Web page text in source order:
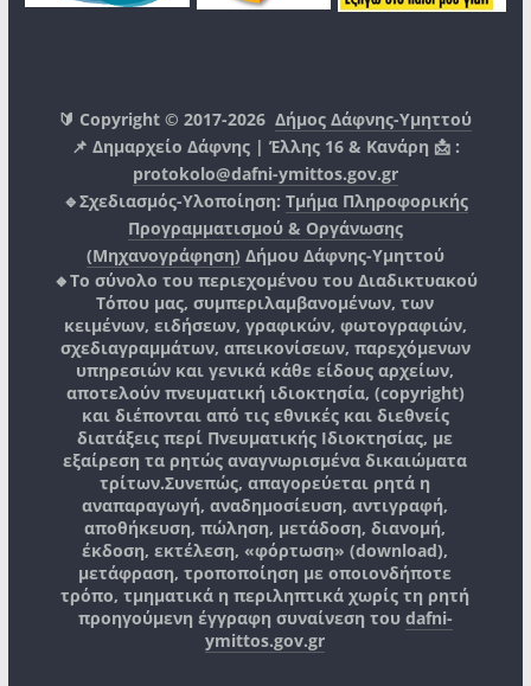
🔰 Copyright © 2017-2026Δήμος Δάφνης-Υμηττού
📌 Δημαρχείο Δάφνης | Έλλης 16 & Κανάρη 📩 :
protokolo@dafni-ymittos.gov.gr
🔹Σχεδιασμός-Υλοποίηση: Τμήμα Πληροφορικής
Προγραμματισμού & Οργάνωσης
(Μηχανογράφηση) Δήμου Δάφνης-Υμηττού
🔸Το σύνολο του περιεχομένου του Διαδικτυακού
Τόπου μας, συμπεριλαμβανομένων, των
κειμένων, ειδήσεων, γραφικών, φωτογραφιών,
σχεδιαγραμμάτων, απεικονίσεων, παρεχόμενων
υπηρεσιών και γενικά κάθε είδους αρχείων,
αποτελούν πνευματική ιδιοκτησία, (copyright)
και διέπονται από τις εθνικές και διεθνείς
διατάξεις περί Πνευματικής Ιδιοκτησίας, με
εξαίρεση τα ρητώς αναγνωρισμένα δικαιώματα
τρίτων.Συνεπώς, απαγορεύεται ρητά η
αναπαραγωγή, αναδημοσίευση, αντιγραφή,
αποθήκευση, πώληση, μετάδοση, διανομή,
έκδοση, εκτέλεση, «φόρτωση» (download),
μετάφραση, τροποποίηση με οποιονδήποτε
τρόπο, τμηματικά η περιληπτικά χωρίς τη ρητή
προηγούμενη έγγραφη συναίνεση του dafni-
ymittos.gov.gr